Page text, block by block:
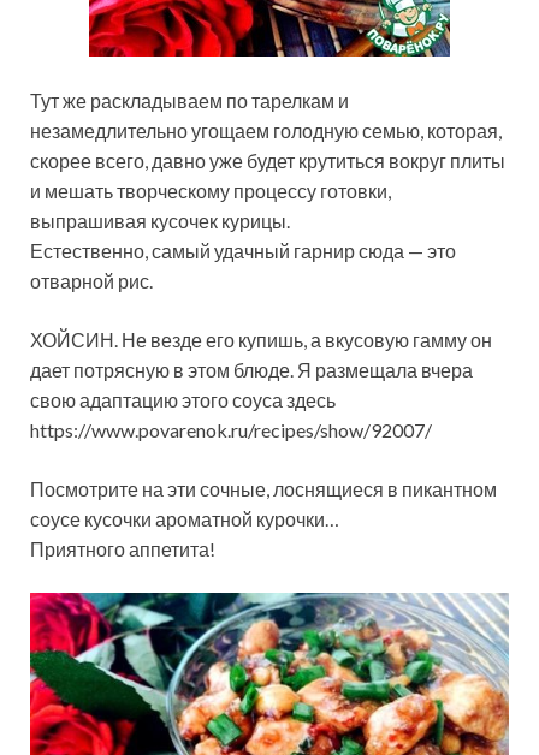
Тут же раскладываем по тарелкам и
незамедлительно угощаем голодную семью, которая,
скорее всего, давно уже будет крутиться вокруг плиты
и мешать творческому процессу готовки,
выпрашивая кусочек курицы.
Естественно, самый удачный гарнир сюда — это
отварной рис.
ХОЙСИН. Не везде его купишь, а вкусовую гамму он
дает потрясную в этом блюде. Я размещала вчера
свою адаптацию этого соуса здесь
https://www.povarenok.ru/recipes/show/92007/
Посмотрите на эти сочные, лоснящиеся в пикантном
соусе кусочки ароматной курочки…
Приятного аппетита!